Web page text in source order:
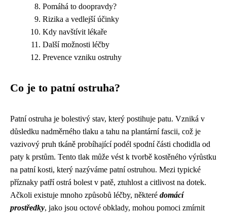
Pomáhá to doopravdy?
Rizika a vedlejší účinky
Kdy navštívit lékaře
Další možnosti léčby
Prevence vzniku ostruhy
Co je to patní ostruha?
Patní ostruha je bolestivý stav, který postihuje patu. Vzniká v
důsledku nadměrného tlaku a tahu na plantární fascii, což je
vazivový pruh tkáně probíhající podél spodní části chodidla od
paty k prstům. Tento tlak může vést k tvorbě kostěného výrůstku
na patní kosti, který nazýváme patní ostruhou. Mezi typické
příznaky patří ostrá bolest v patě, ztuhlost a citlivost na dotek.
Ačkoli existuje mnoho způsobů léčby, některé domácí
prostředky, jako jsou octové obklady, mohou pomoci zmírnit